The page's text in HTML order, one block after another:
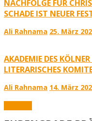
NACHFOLGE FÜR
SCHADE IST NEUER
Ali Rahnama 25. März
AKADEMIE DES
LITERARISCHES
Ali Rahnama 14. März